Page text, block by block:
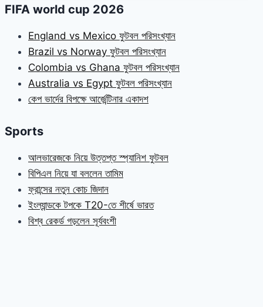
FIFA world cup 2026
England vs Mexico ফুটবল পরিসংখ্যান
Brazil vs Norway ফুটবল পরিসংখ্যান
Colombia vs Ghana ফুটবল পরিসংখ্যান
Australia vs Egypt ফুটবল পরিসংখ্যান
কেপ ভার্দের বিপক্ষে আর্জেন্টিনার একাদশ
Sports
আলভারেজকে নিয়ে উত্তপ্ত স্প্যানিশ ফুটবল
বিপিএল নিয়ে যা বললেন তামিম
ফ্রান্সের নতুন কোচ জিদান
ইংল্যান্ডকে টপকে T20-তে শীর্ষে ভারত
বিশ্ব রেকর্ড গড়লেন সূর্যবংশী